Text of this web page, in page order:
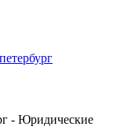
- Юридические